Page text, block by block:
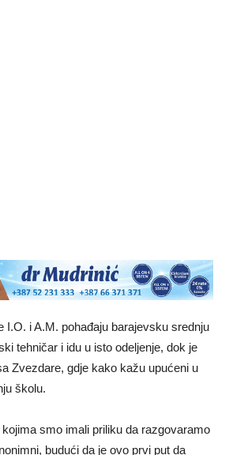
I.O. i A.M. pohađaju barajevsku srednju
tehničar i idu u isto odeljenje, dok je
Zvezdare, gdje kako kažu upućeni u
školu.
smo imali priliku da razgovaramo
budući da je ovo prvi put da